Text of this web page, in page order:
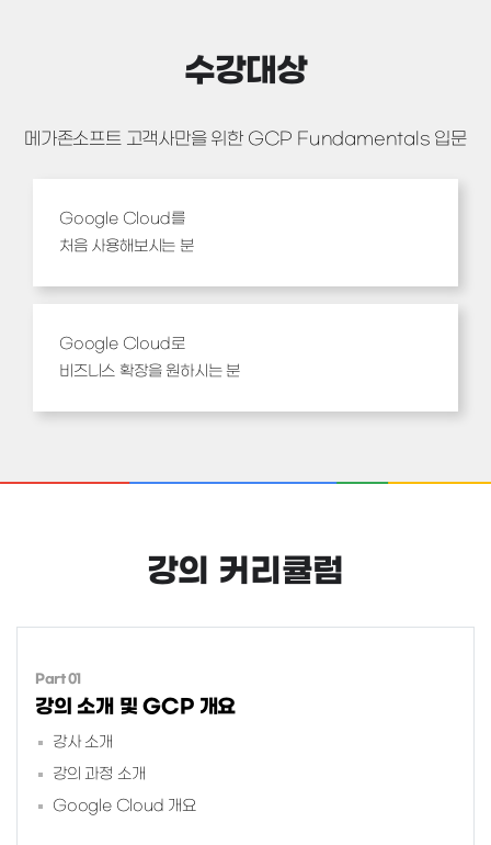
수강대상
메가존소프트 고객사만을 위한 GCP Fundamentals 입문
Google Cloud를
처음 사용해보시는 분
Google Cloud로
비즈니스 확장을 원하시는 분
강의 커리큘럼
Part 01
강의 소개 및 GCP 개요
강사 소개
강의 과정 소개
Google Cloud 개요